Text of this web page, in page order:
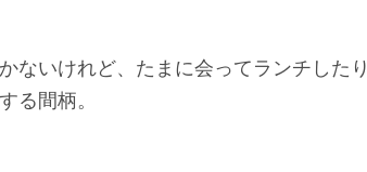
ないけれど、たまに会ってランチしたり
る間柄。